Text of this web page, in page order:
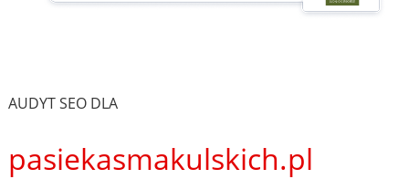
AUDYT SEO DLA
pasiekasmakulskich.pl